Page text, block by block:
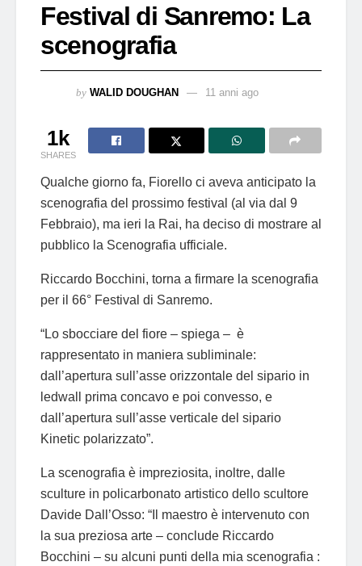
Festival di Sanremo: La
scenografia
by WALID DOUGHAN 11 anni ago
1k
SHARES
Qualche giorno fa, Fiorello ci aveva anticipato la
scenografia del prossimo festival (al via dal 9
Febbraio), ma ieri la Rai, ha deciso di mostrare al
pubblico la Scenografia ufficiale.
Riccardo Bocchini, torna a firmare la scenografia
per il 66° Festival di Sanremo.
“Lo sbocciare del fiore – spiega – è
rappresentato in maniera subliminale:
dall’apertura sull’asse orizzontale del sipario in
ledwall prima concavo e poi convesso, e
dall’apertura sull’asse verticale del sipario
Kinetic polarizzato”.
La scenografia è impreziosita, inoltre, dalle
sculture in policarbonato artistico dello scultore
Davide Dall’Osso: “Il maestro è intervenuto con
la sua preziosa arte – conclude Riccardo
Bocchini – su alcuni punti della mia scenografia :